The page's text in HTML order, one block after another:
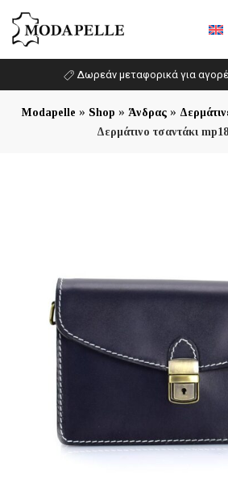
Δωρεάν μεταφορικά για
Modapelle » Shop » Άνδρας»
Δερμάτινο τσαντάκι